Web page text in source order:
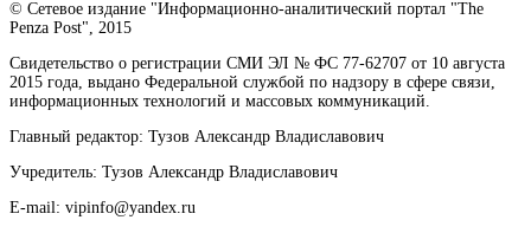
© Сетевое издание "Информационно-аналитический портал "The
Penza Post", 2015
Свидетельство о регистрации СМИ ЭЛ № ФС 77-62707 от 10 августа
2015 года, выдано Федеральной службой по надзору в сфере связи,
информационных технологий и массовых коммуникаций.
Главный редактор: Тузов Александр Владиславович
Учредитель: Тузов Александр Владиславович
E-mail: vipinfo@yandex.ru